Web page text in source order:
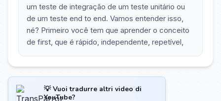
um teste de integração de um teste unitário ou
de um teste end to end. Vamos entender isso,
né? Primeiro você tem que aprender o conceito
de first, que é rápido, independente, repetível,
💡 Vuoi tradurre altri video di
YouTube?